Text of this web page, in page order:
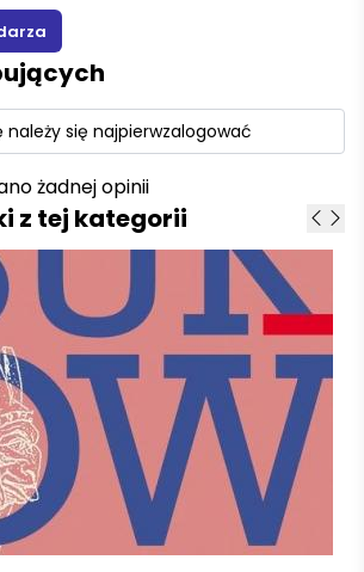
się najpierwzalogować
żadnej opinii
z tej kategorii